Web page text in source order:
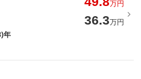
万円
36.3万円
年